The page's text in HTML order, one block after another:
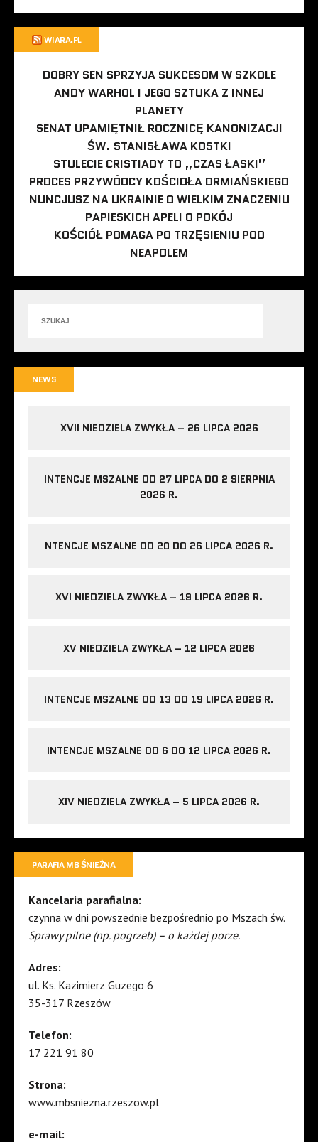
WIARA.PL
DOBRY SEN SPRZYJA SUKCESOM W SZKOLE
ANDY WARHOL I JEGO SZTUKA Z INNEJ
PLANETY
SENAT UPAMIĘTNIŁ ROCZNICĘ KANONIZACJI
ŚW. STANISŁAWA KOSTKI
STULECIE CRISTIADY TO „CZAS ŁASKI”
PROCES PRZYWÓDCY KOŚCIOŁA ORMIAŃSKIEGO
NUNCJUSZ NA UKRAINIE O WIELKIM ZNACZENIU
PAPIESKICH APELI O POKÓJ
KOŚCIÓŁ POMAGA PO TRZĘSIENIU POD
NEAPOLEM
NEWS
XVII NIEDZIELA ZWYKŁA – 26 LIPCA 2026
INTENCJE MSZALNE OD 27 LIPCA DO 2 SIERPNIA
2026 R.
NTENCJE MSZALNE OD 20 DO 26 LIPCA 2026 R.
XVI NIEDZIELA ZWYKŁA – 19 LIPCA 2026 R.
XV NIEDZIELA ZWYKŁA – 12 LIPCA 2026
INTENCJE MSZALNE OD 13 DO 19 LIPCA 2026 R.
INTENCJE MSZALNE OD 6 DO 12 LIPCA 2026 R.
XIV NIEDZIELA ZWYKŁA – 5 LIPCA 2026 R.
PARAFIA MB ŚNIEŻNA
Kancelaria parafialna:
czynna w dni powszednie bezpośrednio po Mszach św.
Sprawy pilne (np. pogrzeb) – o każdej porze.
Adres:
ul. Ks. Kazimierz Guzego 6
35-317 Rzeszów
Telefon:
17 221 91 80
Strona:
www.mbsniezna.rzeszow.pl
e-mail: